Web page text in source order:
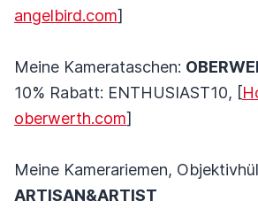
angelbird.com]
Meine Kamerataschen:
10% Rabatt: ENTHUSIAST10, [
oberwerth.com]
Meine Kamerariemen,
ARTISAN&ARTIST